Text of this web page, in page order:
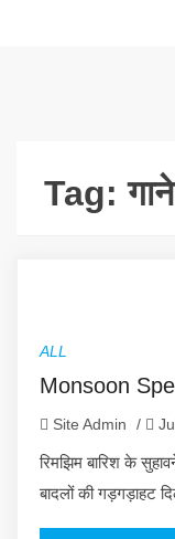
Tag:
ALL
Monsoon
Site Admin /
रिमझिम बारिश के
बादलों की गड़गड़ाहट